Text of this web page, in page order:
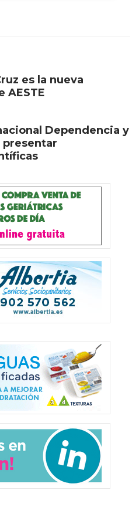
es la nueva
AESTE
Dependencia y
presentar